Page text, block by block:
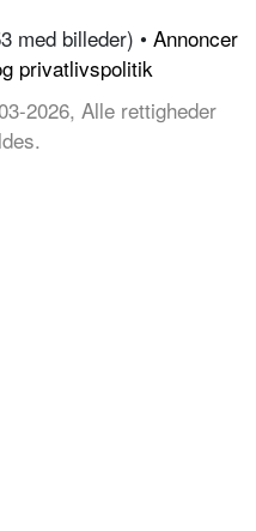
med billeder) • Annoncer
privatlivspolitik
2026, Alle rettigheder